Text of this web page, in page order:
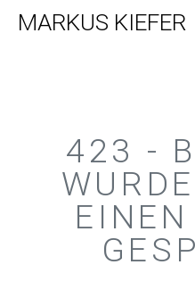
MARKUS KIEFER
423 -